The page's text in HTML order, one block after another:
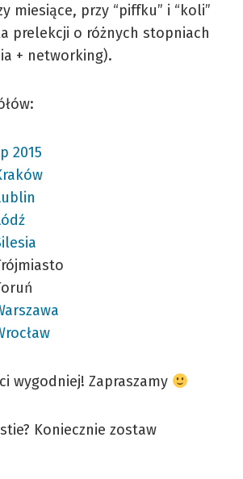
miesiące, przy “piffku” i “koli”
prelekcji o różnych stopniach
+ networking).
2015
wygodniej! Zapraszamy
Koniecznie zostaw